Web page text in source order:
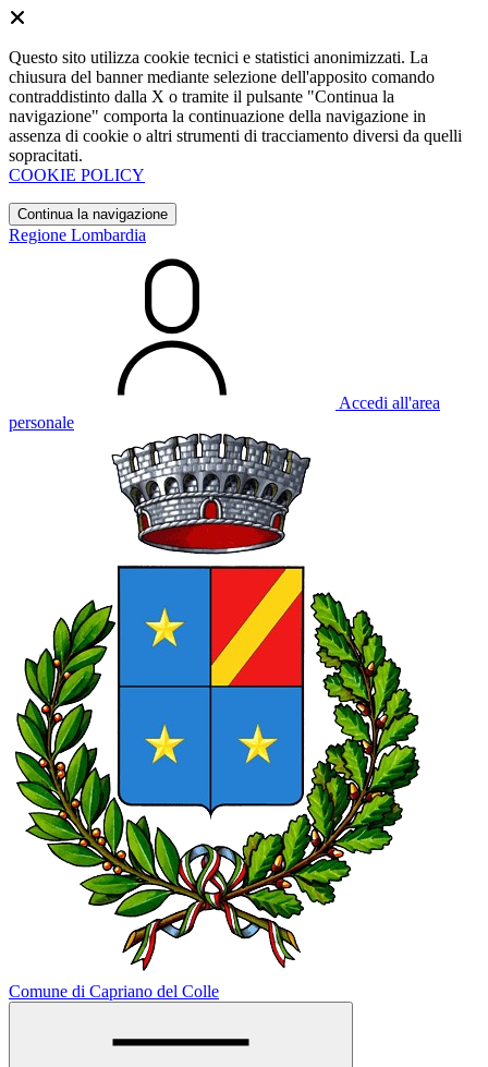
Questo sito utilizza cookie tecnici e statistici anonimizzati. La
chiusura del banner mediante selezione dell'apposito comando
contraddistinto dalla X o tramite il pulsante "Continua la
navigazione" comporta la continuazione della navigazione in
assenza di cookie o altri strumenti di tracciamento diversi da quelli
sopracitati.
COOKIE POLICY
Continua la navigazione
Regione Lombardia
Accedi all'area
personale
Comune di Capriano del Colle